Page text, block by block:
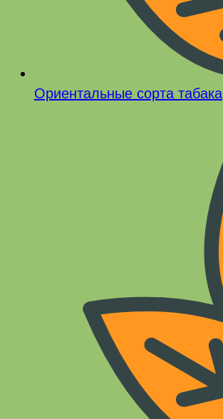
Ориентальные сорта табака